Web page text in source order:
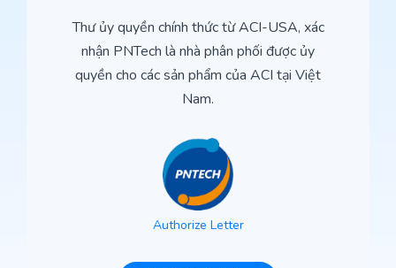
Thư ủy quyền chính thức từ ACI-USA, xác
nhận PNTech là nhà phân phối được ủy
quyền cho các sản phẩm của ACI tại Việt
Nam.
Authorize Letter